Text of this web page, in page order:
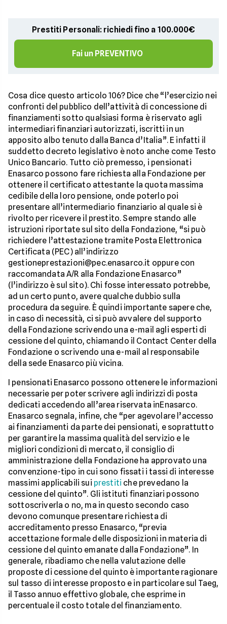
Prestiti Personali: richiedi fino a 100.000€
Fai un PREVENTIVO
Cosa dice questo articolo 106? Dice che “l’esercizio nei
confronti del pubblico dell’attività di concessione di
finanziamenti sotto qualsiasi forma è riservato agli
intermediari finanziari autorizzati, iscritti in un
apposito albo tenuto dalla Banca d’Italia”. E infatti il
suddetto decreto legislativo è noto anche come Testo
Unico Bancario. Tutto ciò premesso, i pensionati
Enasarco possono fare richiesta alla Fondazione per
ottenere il certificato attestante la quota massima
cedibile della loro pensione, onde poterlo poi
presentare all’intermediario finanziario al quale si è
rivolto per ricevere il prestito. Sempre stando alle
istruzioni riportate sul sito della Fondazione, “si può
richiedere l’attestazione tramite Posta Elettronica
Certificata (PEC) all’indirizzo
gestioneprestazioni@pec.enasarco.it oppure con
raccomandata A/R alla Fondazione Enasarco”
(l’indirizzo è sul sito). Chi fosse interessato potrebbe,
ad un certo punto, avere qualche dubbio sulla
procedura da seguire. È quindi importante sapere che,
in caso di necessità, ci si può avvalere del supporto
della Fondazione scrivendo una e-mail agli esperti di
cessione del quinto, chiamando il Contact Center della
Fondazione o scrivendo una e-mail al responsabile
della sede Enasarco più vicina.
I pensionati Enasarco possono ottenere le informazioni
necessarie per poter scrivere agli indirizzi di posta
dedicati accedendo all’area riservata inEnasarco.
Enasarco segnala, infine, che “per agevolare l’accesso
ai finanziamenti da parte dei pensionati, e soprattutto
per garantire la massima qualità del servizio e le
migliori condizioni di mercato, il consiglio di
amministrazione della Fondazione ha approvato una
convenzione-tipo in cui sono fissati i tassi di interesse
massimi applicabili sui prestiti che prevedano la
cessione del quinto”. Gli istituti finanziari possono
sottoscriverla o no, ma in questo secondo caso
devono comunque presentare richiesta di
accreditamento presso Enasarco, “previa
accettazione formale delle disposizioni in materia di
cessione del quinto emanate dalla Fondazione”. In
generale, ribadiamo che nella valutazione delle
proposte di cessione del quinto è importante ragionare
sul tasso di interesse proposto e in particolare sul Taeg,
il Tasso annuo effettivo globale, che esprime in
percentuale il costo totale del finanziamento.